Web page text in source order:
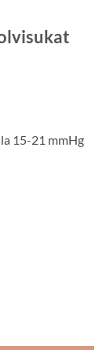
15-21 mmHg